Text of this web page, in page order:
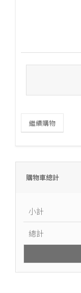
繼續購物
購物車總計
小計
總計